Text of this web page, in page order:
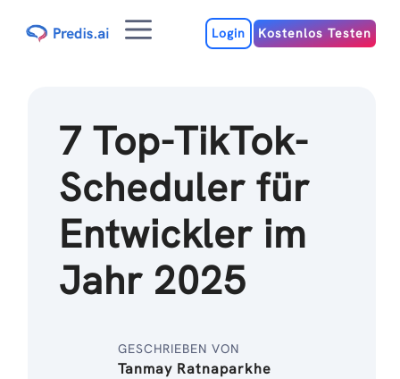
Inhalt
MenuLogin Kostenlos Testen
7 Top-TikTok-
Scheduler für
Entwickler im
Jahr 2025
GESCHRIEBEN VON
Tanmay Ratnaparkhe